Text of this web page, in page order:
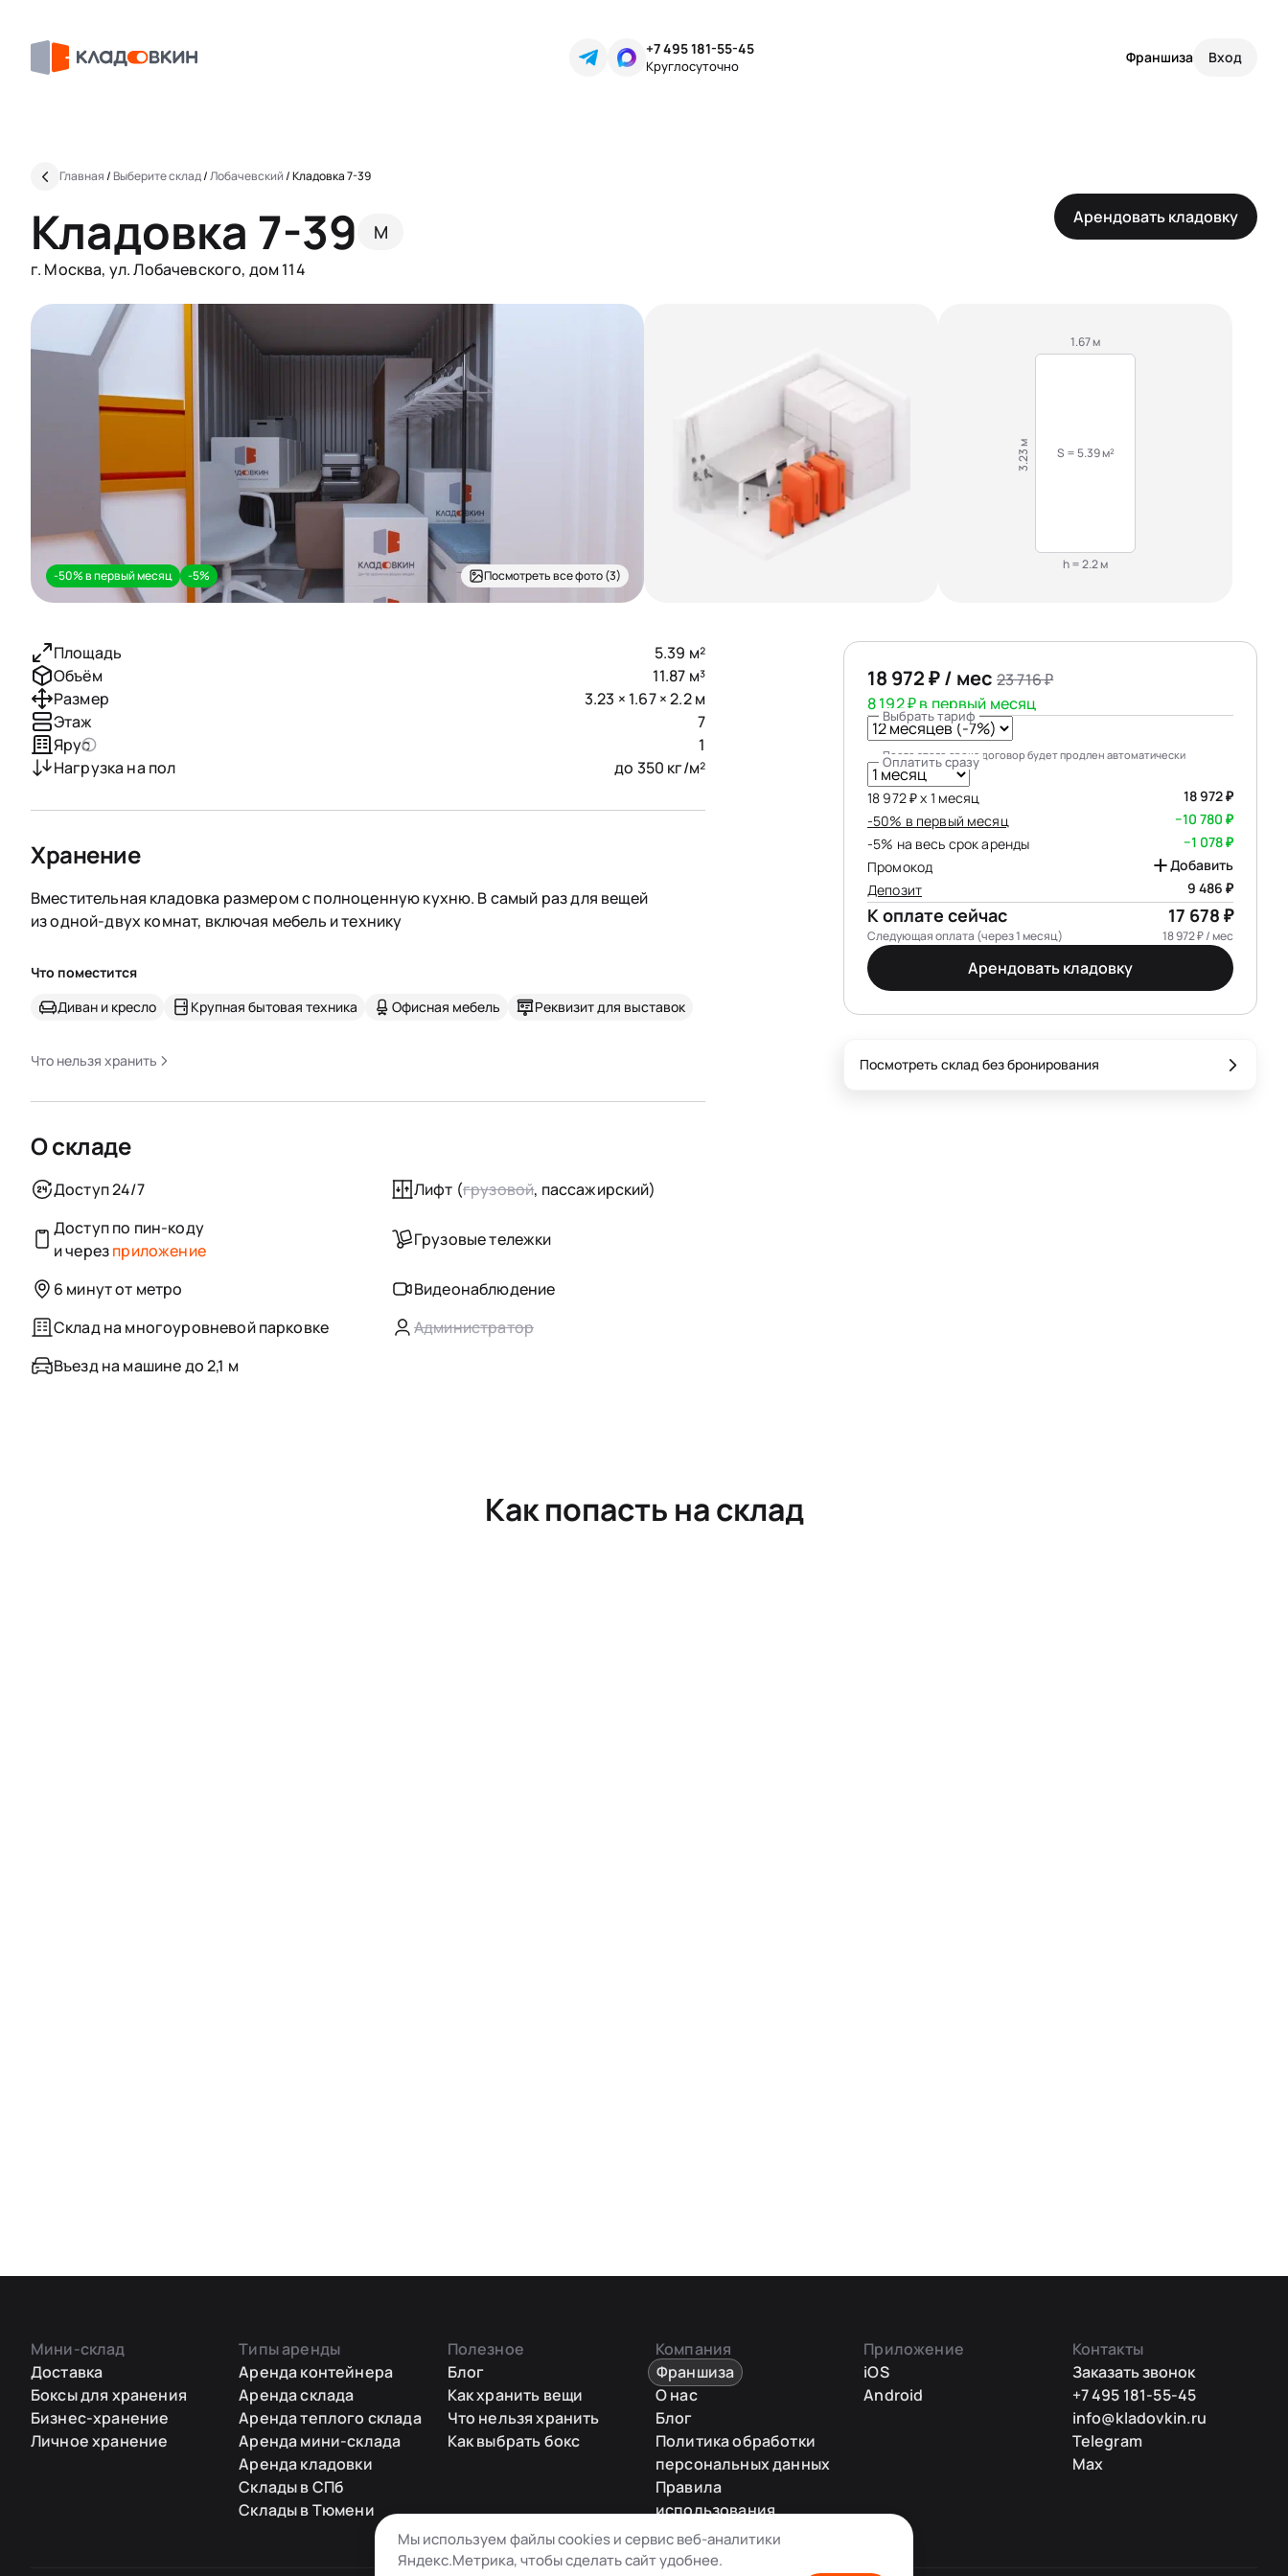
+7 495 181-55-45
Круглосуточно Франшиза Вход
Главная/ Выберите склад/Лобачевский/Кладовка 7-39
Кладовка 7-39 M
г. Москва, ул. Лобачевского, дом 114
Арендовать кладовку
-50% в первый месяц -5% Посмотреть все фото (3)
1.67 м
S = 5.39 м²
3.23 м
h = 2.2 м
Площадь
5.39 м²
Объём
11.87 м³
Размер
3.23 × 1.67 × 2.2 м
Этаж
7
Ярус
1
Нагрузка на пол
до 350 кг/м²
Хранение
Вместительная кладовка размером с полноценную кухню. В самый раз для вещей
из одной-двух комнат, включая мебель и технику
Что поместится
Диван и кресло
Крупная бытовая техника Офисная мебель Реквизит для выставок
Что нельзя хранить
О складе
Доступ 24/7 Лифт (грузовой, пассажирский)
Доступ по пин-коду
и черезприложение
Грузовые тележки
6 минут от метро
Видеонаблюдение
Склад на многоуровневой парковке
Администратор
Въезд на машине до 2,1 м
18 972 ₽ / мес 23 716 ₽
8 192 ₽ в первый месяц
Выбрать тариф
После этого срока договор будет продлен автоматически
Оплатить сразу
18 972 ₽ х 1 месяц
18 972 ₽
-50% в первый месяц
−10 780 ₽
-5% на весь срок аренды
−1 078 ₽
Промокод
Добавить
Депозит
9 486 ₽
К оплате сейчас 17 678 ₽
Следующая оплата (через 1 месяц) 18 972 ₽ / мес
Арендовать кладовку
Посмотреть склад без бронирования
Как попасть на склад
Мини-склад
Доставка
Боксы для хранения
Бизнес-хранение
Личное хранение
Типы аренды
Аренда контейнера
Аренда склада
Аренда теплого склада
Аренда мини-склада
Аренда кладовки
Склады в СПб
Склады в Тюмени
Полезное
Блог
Как хранить вещи
Что нельзя хранить
Как выбрать бокс
Компания
Франшиза
О нас
Блог
Политика обработки
персональных данных
Правила
использования
промокодов
Карта сайта
Приложение
iOS
Android
Контакты
Заказать звонок
+7 495 181-55-45
info@kladovkin.ru
Telegram
Max
Мы используем файлы cookies и сервис веб-аналитики
Яндекс.Метрика, чтобы сделать сайт удобнее.